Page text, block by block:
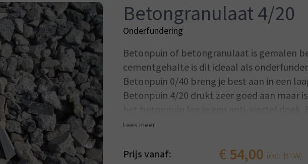
Betongranulaat 4/20
Onderfundering
Betonpuin of betongranulaat is gemalen
cementgehalte is dit ideaal als
Betonpuin 0/40 breng je best aan in een
Betonpuin 4/20 drukt zeer goed aan maar
dan meteen het grind of een egalisatielaag
invullen met siergrind.
Lees meer
Prijs vanaf: €54,00 (incl. BTW)